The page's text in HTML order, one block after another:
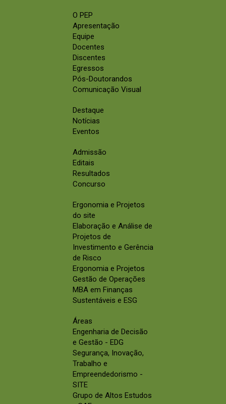
O PEP
Apresentação
Equipe
Docentes
Discentes
Egressos
Pós-Doutorandos
Comunicação Visual
Destaque
Notícias
Eventos
Admissão
Editais
Resultados
Concurso
Ergonomia e Projetos
do site
Elaboração e Análise de
Projetos de
Investimento e Gerência
de Risco
Ergonomia e Projetos
Gestão de Operações
MBA em Finanças
Sustentáveis e ESG
Áreas
Engenharia de Decisão
e Gestão - EDG
Segurança, Inovação,
Trabalho e
Empreendedorismo -
SITE
Grupo de Altos Estudos